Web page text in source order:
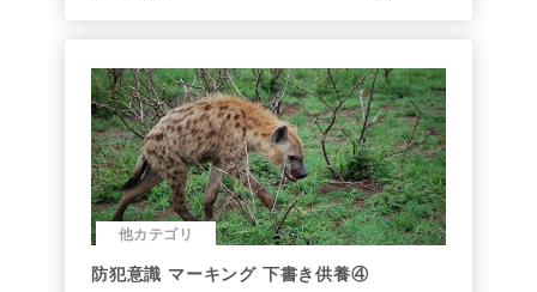
他カテゴリ
防犯意識 マーキング 下書き供養④